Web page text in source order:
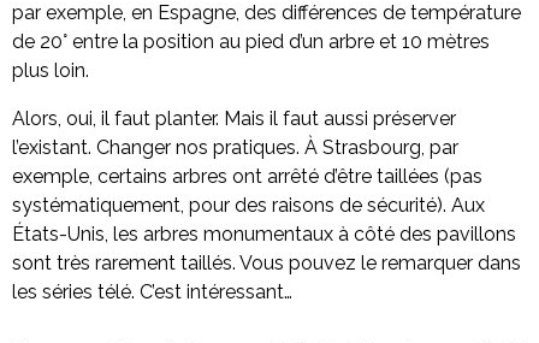
par exemple, en Espagne, des différences de température
de 20° entre la position au pied d’un arbre et 10 mètres
plus loin.
Alors, oui, il faut planter. Mais il faut aussi préserver
l’existant. Changer nos pratiques. À Strasbourg, par
exemple, certains arbres ont arrêté d’être taillées (pas
systématiquement, pour des raisons de sécurité). Aux
États-Unis, les arbres monumentaux à côté des pavillons
sont très rarement taillés. Vous pouvez le remarquer dans
les séries télé. C’est intéressant…